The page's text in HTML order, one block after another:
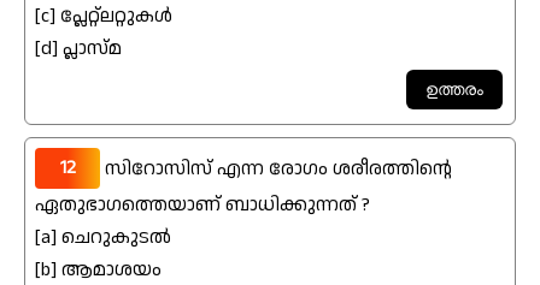
[c] പ്ലേറ്റ്ലറ്റുകൾ
[d] പ്ലാസ്മ
12
സിറോസിസ് എന്ന രോഗം ശരീരത്തിന്റെ
ഏതുഭാഗത്തെയാണ് ബാധിക്കുന്നത് ?
[a] ചെറുകുടൽ
[b] ആമാശയം